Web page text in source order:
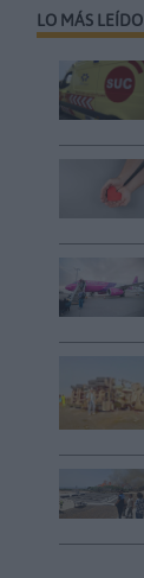
LO MÁS LEÍDO